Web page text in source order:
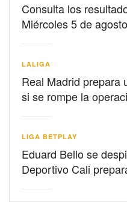
Consulta los
Miércoles 5 de agosto
LALIGA
Real Madrid prepara
si se rompe la
LIGA BETPLAY
Eduard Bello se
Deportivo Cali